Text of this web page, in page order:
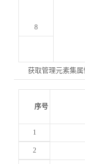
8
获取管理元素集
序号
1
2